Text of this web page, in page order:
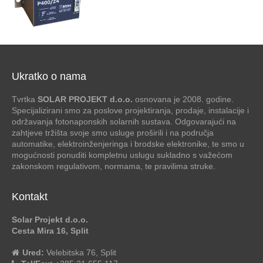
Ukratko o nama
Tvrtka SOLAR PROJEKT d.o.o. osnovana je 2008. godine.
Specijalizirani smo za poslove projektiranja, prodaje, instalacije i
održavanja fotonaponskih solarnih sustava. Odgovarajući na
zahtjeve tržišta svoje smo usluge proširili i na područja
automatike, elektroinženjeringa i brodske elektronike, te smo u
mogućnosti ponuditi kompletnu uslugu sukladno s važećom
zakonskom regulativom, normama, te pravilima struke.
Kontakt
Solar Projekt d.o.o.
Cesta Mira 16, Split
Ured: Velebitska 76, Split